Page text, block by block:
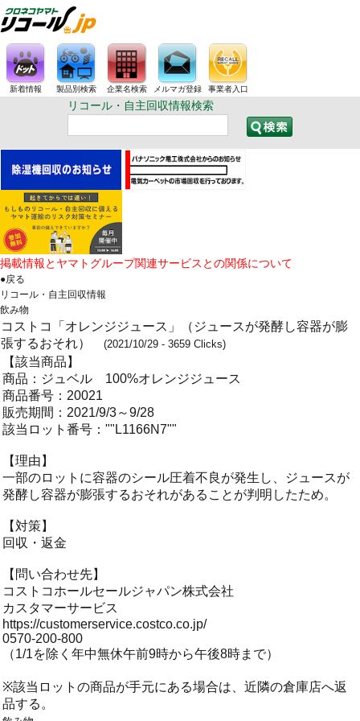
新着情報 製品別検索 企業名検索 メルマガ登録 事業者入口
リコール・自主回収情報検索
掲載情報とヤマトグループ関連サービスとの関係について
●戻る
リコール・自主回収情報
飲み物
コストコ「オレンジジュース」（ジュースが発酵し容器が膨
張するおそれ）
(2021/10/29 - 3659 Clicks)
【該当商品】
商品：ジュベル 100%オレンジジュース
商品番号：20021
販売期間：2021/9/3～9/28
該当ロット番号：""L1166N7""
【理由】
一部のロットに容器のシール圧着不良が発生し、ジュースが
発酵し容器が膨張するおそれがあることが判明したため。
【対策】
回収・返金
【問い合わせ先】
コストコホールセールジャパン株式会社
カスタマーサービス
https://customerservice.costco.co.jp/
0570-200-800
（1/1を除く年中無休午前9時から午後8時まで）
※該当ロットの商品が手元にある場合は、近隣の倉庫店へ返
品する。